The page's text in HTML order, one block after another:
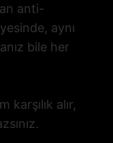
anti-
aynı
bile her
alır,